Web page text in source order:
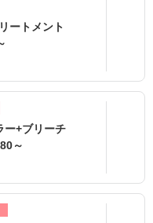
ートメント
ー+ブリーチ
～